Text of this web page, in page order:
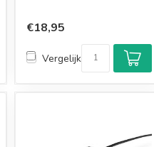
€18,95
Vergelijk